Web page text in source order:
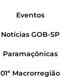
Eventos
Notícias GOB-SP
Paramaçônicas
01ª Macrorregião